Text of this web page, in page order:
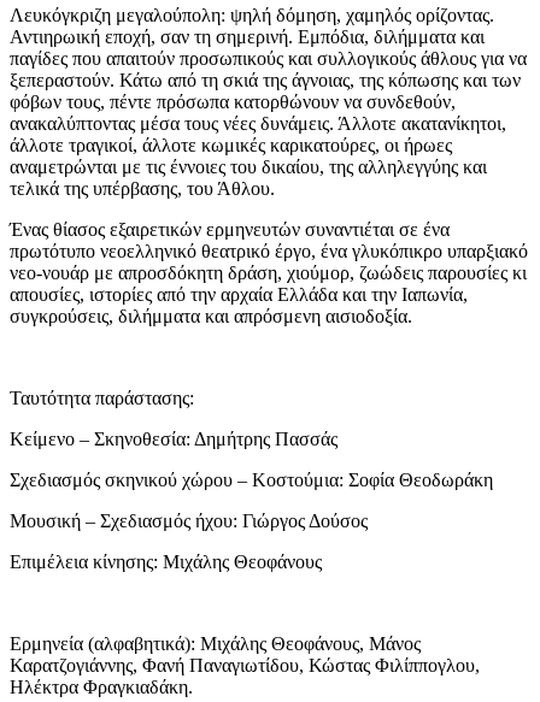
Λευκόγκριζη μεγαλούπολη: ψηλή δόμηση, χαμηλός ορίζοντας.
Αντιηρωική εποχή, σαν τη σημερινή. Εμπόδια, διλήμματα και
παγίδες που απαιτούν προσωπικούς και συλλογικούς άθλους για να
ξεπεραστούν. Κάτω από τη σκιά της άγνοιας, της κόπωσης και των
φόβων τους, πέντε πρόσωπα κατορθώνουν να συνδεθούν,
ανακαλύπτοντας μέσα τους νέες δυνάμεις. Άλλοτε ακατανίκητοι,
άλλοτε τραγικοί, άλλοτε κωμικές καρικατούρες, οι ήρωες
αναμετρώνται με τις έννοιες του δικαίου, της αλληλεγγύης και
τελικά της υπέρβασης, του Άθλου.
Ένας θίασος εξαιρετικών ερμηνευτών συναντιέται σε ένα
πρωτότυπο νεοελληνικό θεατρικό έργο, ένα γλυκόπικρο υπαρξιακό
νεο-νουάρ με απροσδόκητη δράση, χιούμορ, ζωώδεις παρουσίες κι
απουσίες, ιστορίες από την αρχαία Ελλάδα και την Ιαπωνία,
συγκρούσεις, διλήμματα και απρόσμενη αισιοδοξία.
Ταυτότητα παράστασης:
Κείμενο – Σκηνοθεσία: Δημήτρης Πασσάς
Σχεδιασμός σκηνικού χώρου – Κοστούμια: Σοφία Θεοδωράκη
Μουσική – Σχεδιασμός ήχου: Γιώργος Δούσος
Επιμέλεια κίνησης: Μιχάλης Θεοφάνους
Ερμηνεία (αλφαβητικά): Μιχάλης Θεοφάνους, Μάνος
Καρατζογιάννης, Φανή Παναγιωτίδου, Κώστας Φιλίππογλου,
Ηλέκτρα Φραγκιαδάκη.